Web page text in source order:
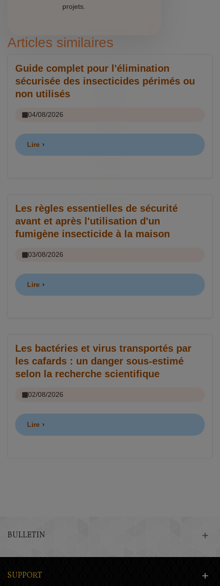
projets.
Articles similaires
Guide complet pour l'élimination
sécurisée des insecticides périmés ou
non utilisés
04/08/2026
Lire
Les règles essentielles de sécurité
avant et après l'utilisation d'un
fumigène insecticide à la maison
03/08/2026
Lire
Les bactéries et virus transportés par
les cafards : un danger sous-estimé
selon la recherche scientifique
02/08/2026
Lire
BULLETIN
SUPPORT